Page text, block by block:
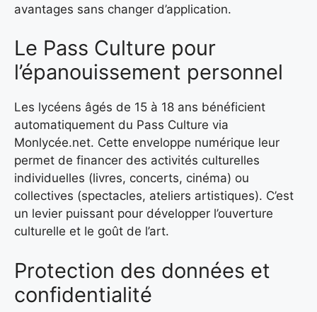
avantages sans changer d’application.
Le Pass Culture pour
l’épanouissement personnel
Les lycéens âgés de 15 à 18 ans bénéficient
automatiquement du Pass Culture via
Monlycée.net. Cette enveloppe numérique leur
permet de financer des activités culturelles
individuelles (livres, concerts, cinéma) ou
collectives (spectacles, ateliers artistiques). C’est
un levier puissant pour développer l’ouverture
culturelle et le goût de l’art.
Protection des données et
confidentialité